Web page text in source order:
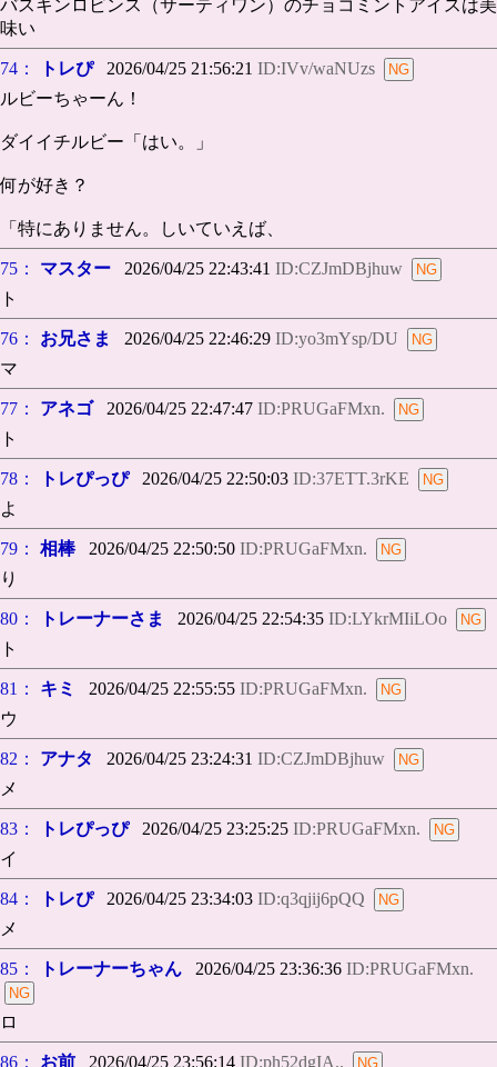
バスキンロビンス（サーティワン）のチョコミントアイスは美
味い
74： トレぴ2026/04/25 21:56:21 ID:IVv/waNUzs
ルビーちゃーん！
ダイイチルビー「はい。」
何が好き？
「特にありません。しいていえば、
75： マスター 2026/04/25 22:43:41 ID:CZJmDBjhuw
ト
76： お兄さま 2026/04/25 22:46:29 ID:yo3mYsp/DU
マ
77： アネゴ2026/04/25 22:47:47 ID:PRUGaFMxn.
ト
78： トレぴっぴ2026/04/25 22:50:03 ID:37ETT.3rKE
よ
79： 相棒2026/04/25 22:50:50 ID:PRUGaFMxn.
り
80： トレーナーさま 2026/04/25 22:54:35 ID:LYkrMIiLOo
ト
81： キミ 2026/04/25 22:55:55 ID:PRUGaFMxn.
ウ
82： アナタ 2026/04/25 23:24:31 ID:CZJmDBjhuw
メ
83： トレぴっぴ2026/04/25 23:25:25 ID:PRUGaFMxn.
イ
84： トレぴ2026/04/25 23:34:03 ID:q3qjij6pQQ
メ
85： トレーナーちゃん 2026/04/25 23:36:36 ID:PRUGaFMxn.
ロ
86： お前 2026/04/25 23:56:14 ID:ph52dgIA..